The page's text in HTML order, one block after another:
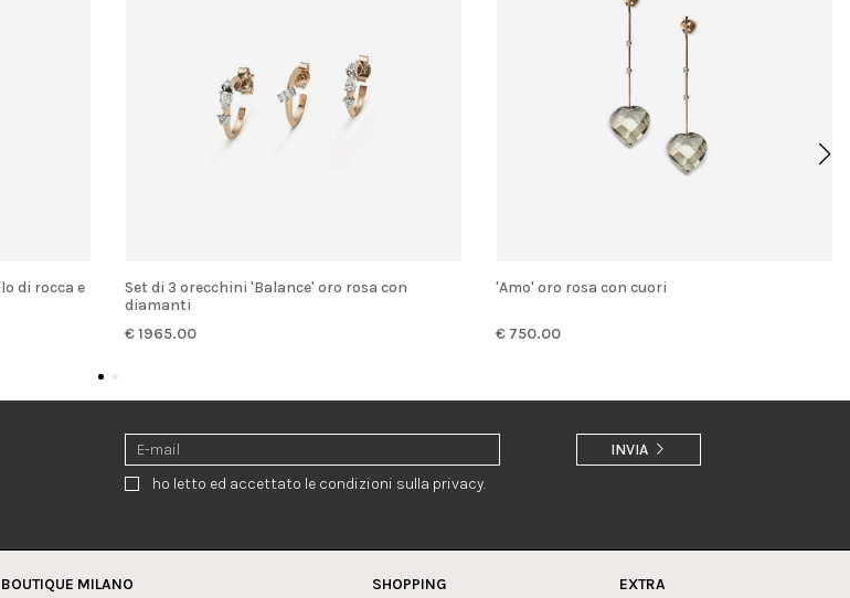
Set di 3 orecchini 'Balance' oro rosa con
diamanti
€ 1965.00
'Amo' oro rosa con cuori
€ 750.00
ho letto ed accettato le condizioni sulla privacy.
INVIA
BOUTIQUE MILANO SHOPPING EXTRA